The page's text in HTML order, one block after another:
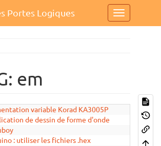
Portes Logiques
em
variable Korad KA3005P
de dessin de forme d'onde
: utiliser les fichiers .hex